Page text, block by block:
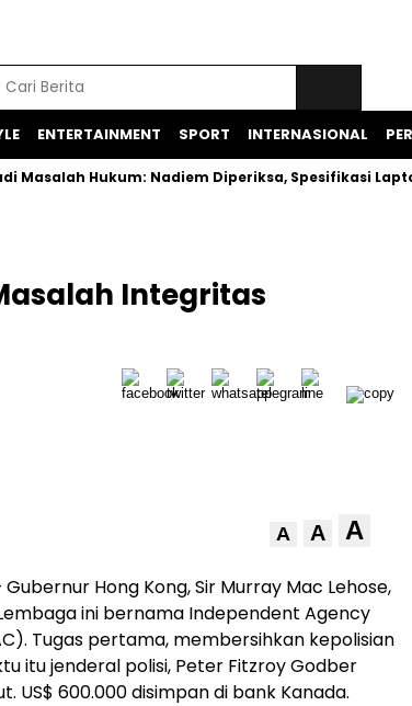
ENTERTAINMENT SPORT INTERNASIONAL
Hukum: Nadiem Diperiksa, Spesifikasi Laptop
Integritas
A A A
Gubernur Hong Kong, Sir Murray Mac Lehose,
ini bernama Independent Agency
Tugas pertama, membersihkan kepolisian
itu jenderal polisi, Peter Fitzroy Godber
US$ 600.000 disimpan di bank Kanada.